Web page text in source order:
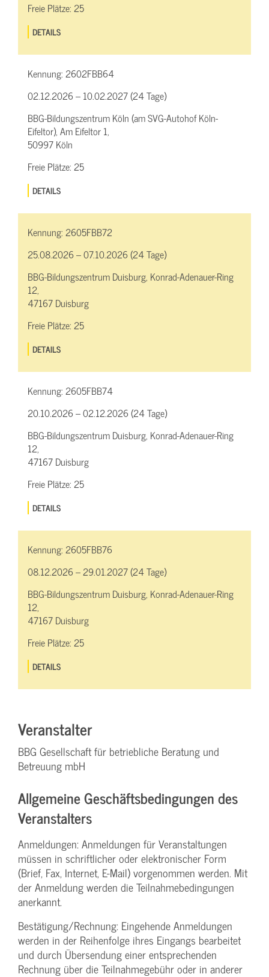
Freie Plätze:25
DETAILS
Kennung:2602FBB64
02.12.2026 – 10.02.2027 (24 Tage)
BBG-Bildungszentrum Köln (am SVG-Autohof Köln-
Eifeltor), Am Eifeltor 1,
50997 Köln
Freie Plätze:25
DETAILS
Kennung:2605FBB72
25.08.2026 – 07.10.2026 (24 Tage)
BBG-Bildungszentrum Duisburg, Konrad-Adenauer-Ring
12,
47167 Duisburg
Freie Plätze:25
DETAILS
Kennung:2605FBB74
20.10.2026 – 02.12.2026 (24 Tage)
BBG-Bildungszentrum Duisburg, Konrad-Adenauer-Ring
12,
47167 Duisburg
Freie Plätze:25
DETAILS
Kennung:2605FBB76
08.12.2026 – 29.01.2027 (24 Tage)
BBG-Bildungszentrum Duisburg, Konrad-Adenauer-Ring
12,
47167 Duisburg
Freie Plätze:25
DETAILS
Veranstalter
BBG Gesellschaft für betriebliche Beratung und
Betreuung mbH
Allgemeine Geschäftsbedingungen des
Veranstalters
Anmeldungen: Anmeldungen für Veranstaltungen
müssen in schriftlicher oder elektronischer Form
(Brief, Fax, Internet, E-Mail) vorgenommen werden. Mit
der Anmeldung werden die Teilnahme­bedingungen
anerkannt.
Bestätigung­/Rechnung: Eingehende Anmeldungen
werden in der Reihenfolge ihres Eingangs bearbeitet
und durch Übersendung einer entsprechenden
Rechnung über die Teilnahmegebühr oder in anderer